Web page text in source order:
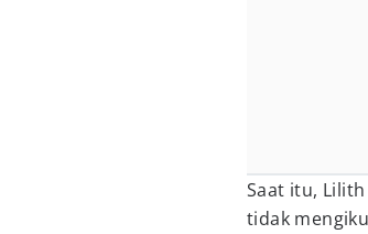
Saat itu,
tidak